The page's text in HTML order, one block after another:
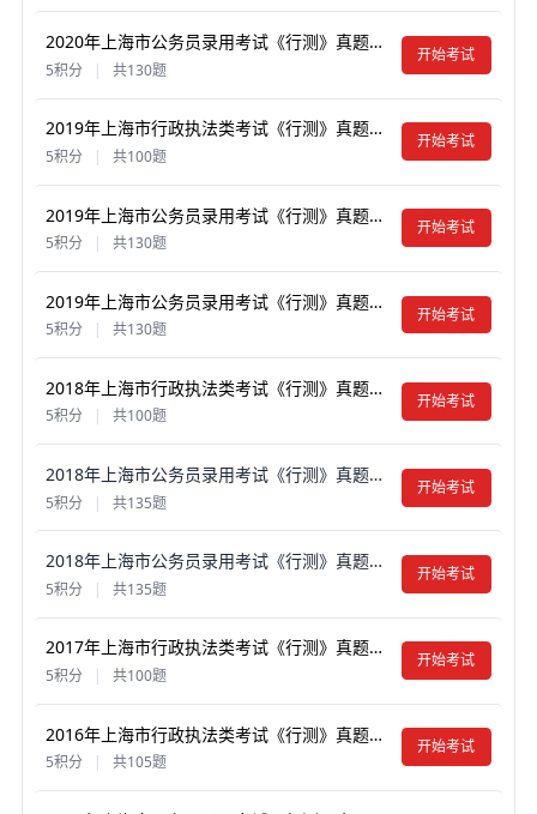
2020年上海市公务员录用考试《行测》真题试卷及答案【含解析】（B类）
5积分 | 共130题
开始考试
2019年上海市行政执法类考试《行测》真题试卷及答案【含解析】
5积分 | 共100题
开始考试
2019年上海市公务员录用考试《行测》真题试卷及答案【含解析】（A类）
5积分 | 共130题
开始考试
2019年上海市公务员录用考试《行测》真题试卷及答案【含解析】（B类）
5积分 | 共130题
开始考试
2018年上海市行政执法类考试《行测》真题试卷及答案【含解析】
5积分 共100题
开始考试
2018年上海市公务员录用考试《行测》真题试卷及答案【含解析】（A类）
5积分 | 共135题
开始考试
2018年上海市公务员录用考试《行测》真题试卷及答案【含解析】（B类）
5积分 | 共135题
开始考试
2017年上海市行政执法类考试《行测》真题试卷及答案【含解析】
5积分 | 共100题
开始考试
2016年上海市行政执法类考试《行测》真题试卷及答案【含解析】
5积分 | 共105题
开始考试